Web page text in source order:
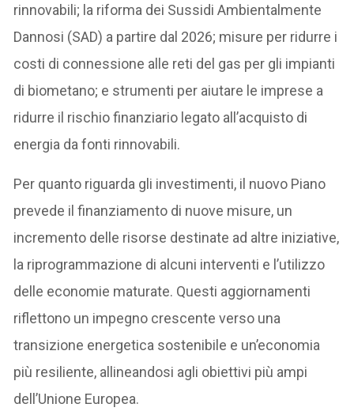
rinnovabili; la riforma dei Sussidi Ambientalmente
Dannosi (SAD) a partire dal 2026; misure per ridurre i
costi di connessione alle reti del gas per gli impianti
di biometano; e strumenti per aiutare le imprese a
ridurre il rischio finanziario legato all’acquisto di
energia da fonti rinnovabili.
Per quanto riguarda gli investimenti, il nuovo Piano
prevede il finanziamento di nuove misure, un
incremento delle risorse destinate ad altre iniziative,
la riprogrammazione di alcuni interventi e l’utilizzo
delle economie maturate. Questi aggiornamenti
riflettono un impegno crescente verso una
transizione energetica sostenibile e un’economia
più resiliente, allineandosi agli obiettivi più ampi
dell’Unione Europea.